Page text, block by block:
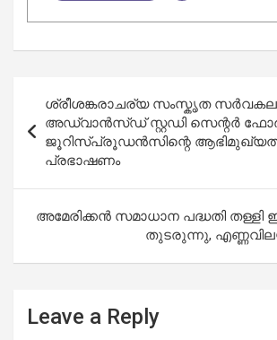
navigation
ശ്രീശങ്കരാചര്യ സംസ്കൃത
അഡ്വാന്‍സ്ഡ് സ്റ്റഡി സെന്റര്‍
ജൂറിസ്പ്രൂഡന്‍സിന്റെ
പ്രഭാഷണം
അമേരിക്കൻ സമാധാന പദ്ധതി തള്ളി
തുടരുന്നു,
Leave a Reply